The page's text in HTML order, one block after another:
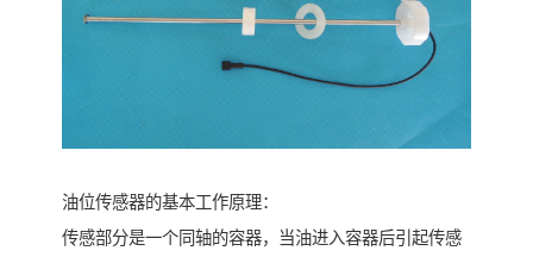
油位传感器的基本工作原理：
传感部分是一个同轴的容器，当油进入容器后引起传感